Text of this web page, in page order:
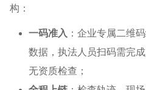
构：
一码准入 ：企业专属二维
数据，执法人员扫码需完
无资质检查；